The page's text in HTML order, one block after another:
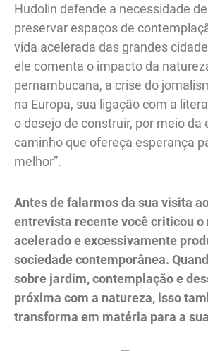
Hudolin defende a necessidade
preservar espaços de
vida acelerada das grandes
ele comenta o impacto da
pernambucana, a crise do
na Europa, sua ligação com a
o desejo de construir, por meio da
caminho que ofereça esperança
melhor”.
Antes de falarmos da sua visita
entrevista recente você criticou o
acelerado e excessivamente
sociedade contemporânea.
sobre jardim, contemplação e
próxima com a natureza, isso
transforma em matéria para a